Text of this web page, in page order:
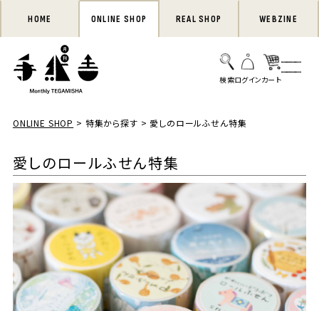
HOME ONLINE SHOP REAL SHOP WEBZINE
ONLINE SHOP 特集から探す 愛しのロールふせん特集
愛しのロールふせん特集